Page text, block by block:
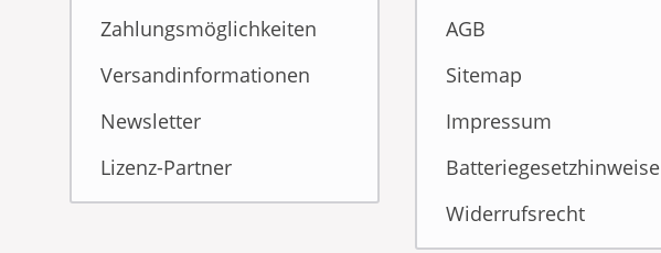
Zahlungsmöglichkeiten
Versandinformationen
Newsletter
Lizenz-Partner
AGB
Sitemap
Impressum
Batteriegesetzhinweise
Widerrufsrecht